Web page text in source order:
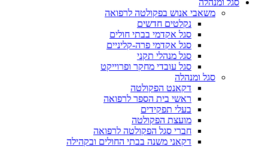
סגל ומנהלה
משאבי אנוש בפקולטה לרפואה
נקלטים חדשים
סגל אקדמי בבתי חולים
סגל אקדמי פרה-קליניים
סגל מנהלי תקני
סגל עובדי מחקר ופרוייקט
סגל ומנהלה
דקאנט הפקולטה
ראשי בית הספר לרפואה
בעלי תפקידים
מועצת הפקולטה
חברי סגל הפקולטה לרפואה
דקאני משנה בבתי החולים ובקהילה